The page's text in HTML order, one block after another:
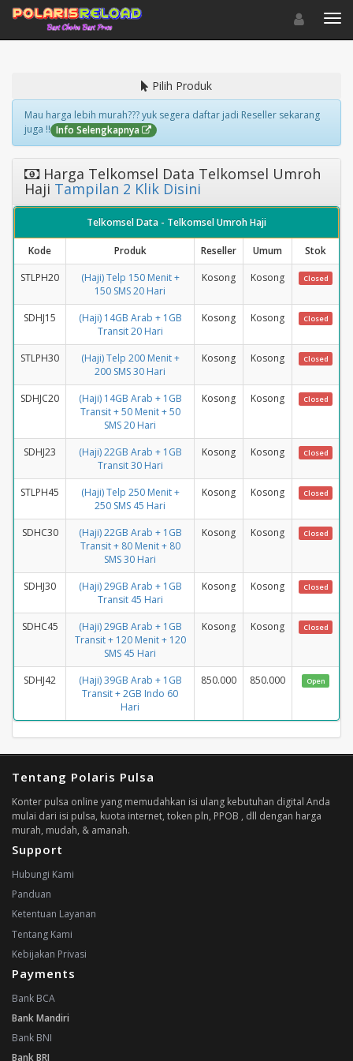
Toggle
Pilih Produk
Mau harga lebih murah??? yuk segera daftar jadi Reseller sekarang
juga !! Info Selengkapnya
Harga Telkomsel Data Telkomsel Umroh
Haji Tampilan 2 Klik Disini
Telkomsel Data - Telkomsel Umroh Haji
Kode Produk Reseller Umum
Stok
STLPH20
(Haji) Telp 150 Menit +
150 SMS 20 Hari
Kosong Kosong Closed
SDHJ15
(Haji) 14GB Arab + 1GB
Transit 20 Hari
Kosong Kosong Closed
STLPH30
(Haji) Telp 200 Menit +
200 SMS 30 Hari
Kosong Kosong Closed
SDHJC20
(Haji) 14GB Arab + 1GB
Transit + 50 Menit + 50
SMS 20 Hari
Kosong Kosong Closed
SDHJ23
(Haji) 22GB Arab + 1GB
Transit 30 Hari
Kosong Kosong Closed
STLPH45
(Haji) Telp 250 Menit +
250 SMS 45 Hari
Kosong Kosong Closed
SDHC30
(Haji) 22GB Arab + 1GB
Transit + 80 Menit + 80
SMS 30 Hari
Kosong Kosong Closed
SDHJ30
(Haji) 29GB Arab + 1GB
Transit 45 Hari
Kosong Kosong Closed
SDHC45
(Haji) 29GB Arab + 1GB
Transit + 120 Menit + 120
SMS 45 Hari
Kosong Kosong Closed
SDHJ42
(Haji) 39GB Arab + 1GB
Transit + 2GB Indo 60
Hari
850.000 850.000 Open
Tentang Polaris Pulsa
Konter pulsa online yang memudahkan isi ulang kebutuhan digital Anda
mulai dari isi pulsa, kuota internet, token pln, PPOB , dll dengan harga
murah, mudah, & amanah.
Support
Hubungi Kami
Panduan
Ketentuan Layanan
Tentang Kami
Kebijakan Privasi
Payments
Bank BCA
Bank Mandiri
Bank BNI
Bank BRI